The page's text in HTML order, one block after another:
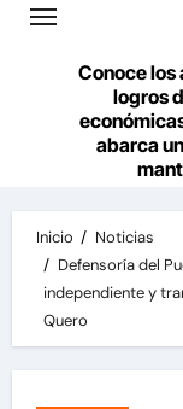
Conoce
logros
abarca
Inicio
Noticias
Defensoría del
independiente y
Quero